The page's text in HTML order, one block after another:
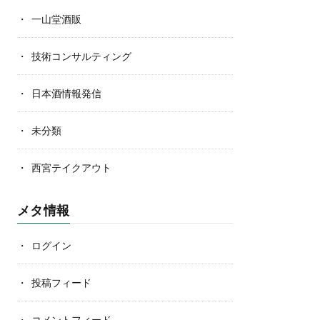
一山堂酒販
技術コンサルティング
日本酒情報発信
未分類
西宮テイクアウト
メタ情報
ログイン
投稿フィード